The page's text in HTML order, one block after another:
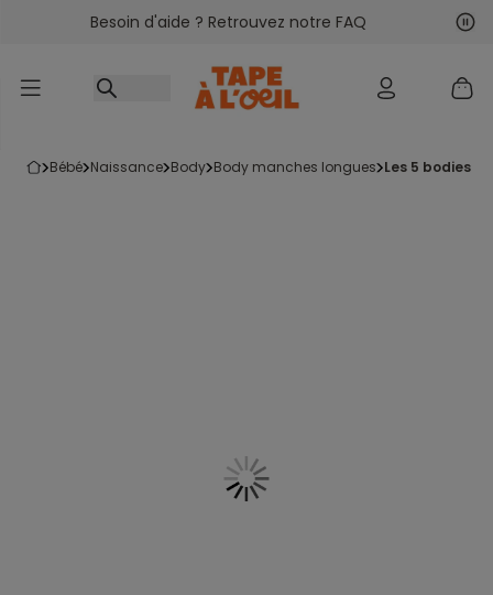
Accéder au contenu
Besoin d'aide ? Retrouvez notre FAQ
bébé naissance body body manches longues les 5 bodies